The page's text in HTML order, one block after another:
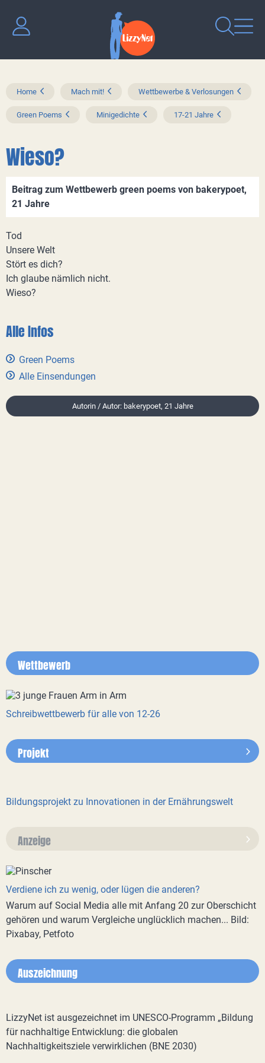
Home Mach mit! Wettbewerbe & Verlosungen
Green Poems Minigedichte 17-21 Jahre
Wieso?
Beitrag zum Wettbewerb green poems von bakerypoet,
21 Jahre
Tod
Unsere Welt
Stört es dich?
Ich glaube nämlich nicht.
Wieso?
Alle Infos
Green Poems
Alle Einsendungen
Autorin / Autor: bakerypoet, 21 Jahre
Wettbewerb
Schreibwettbewerb für alle von 12-26
Projekt
Bildungsprojekt zu Innovationen in der Ernährungswelt
Anzeige
Verdiene ich zu wenig, oder lügen die anderen?
Warum auf Social Media alle mit Anfang 20 zur Oberschicht
gehören und warum Vergleiche unglücklich machen... Bild:
Pixabay, Petfoto
Auszeichnung
LizzyNet ist ausgezeichnet im UNESCO-Programm „Bildung
für nachhaltige Entwicklung: die globalen
Nachhaltigkeitsziele verwirklichen (BNE 2030)